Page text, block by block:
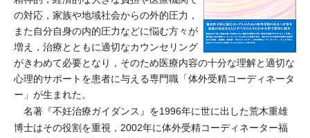
の対応，家族や地域社会からの外的圧力，
また自分自身の内的圧力などに悩む方々が
増え，治療とともに適切なカウンセリング
がきわめて必要となり，そのため医療内容の十分な理解と適切な
心理的サポートを患者に与える専門職「体外受精コーディネータ
ー」が生まれた。
名著『不妊治療ガイダンス』を1996年に世に出した荒木重雄
博士はその役割を重視，2002年に体外受精コーディネーター福